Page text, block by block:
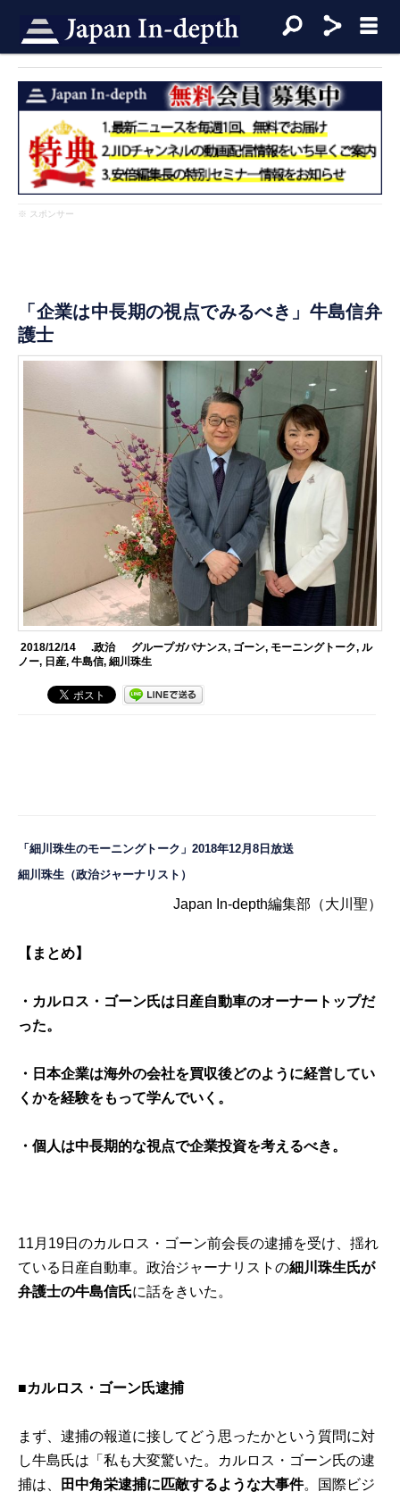
※ スポンサー
「企業は中長期の視点でみるべき」牛島信弁
護士
2018/12/14 .政治 グループガバナンス, ゴーン, モーニングトーク, ル
ノー, 日産,牛島信,細川珠生
「細川珠生のモーニングトーク」2018年12月8日放送
細川珠生 （政治ジャーナリスト）
Japan In-depth編集部（大川聖）
【まとめ】
・カルロス・ゴーン氏は日産自動車のオーナートップだ
った。
・日本企業は海外の会社を買収後どのように経営してい
くかを経験をもって学んでいく。
・個人は中長期的な視点で企業投資を考えるべき。
11月19日のカルロス・ゴーン前会長の逮捕を受け、揺れ
ている日産自動車。政治ジャーナリストの細川珠生氏が
弁護士の牛島信氏に話をきいた。
■カルロス・ゴーン氏逮捕
まず、逮捕の報道に接してどう思ったかという質問に対
し牛島氏は「私も大変驚いた。カルロス・ゴーン氏の逮
捕は、
田中角栄逮捕に匹敵するような大事件。国際ビジ